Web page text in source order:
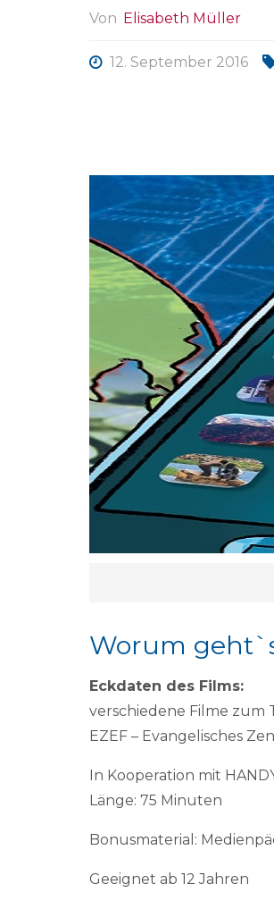
Von Elisabeth Müller
12. September 2016
Worum
Eckdaten des Films:
verschiedene Filme zum
EZEF – Evangelisches
In Kooperation mit
Länge: 75 Minuten
Bonusmaterial:
Geeignet ab 12 Jahren